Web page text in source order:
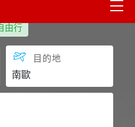
由行
目的地